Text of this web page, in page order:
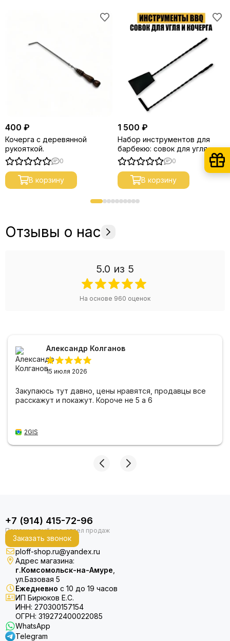
400 ₽
Кочерга с деревянной
рукояткой.
0
В корзину
1 500 ₽
Набор инструментов для
барбекю: совок для угля и
кочерга
0
В корзину
Отзывы о нас
5.0 из 5
На основе 960 оценок
Александр Колганов
15 июля 2026
Закупаюсь тут давно, цены нравятся, продавцы все
расскажут и покажут. Короче не 5 а 6
2GIS
+7 (914) 415-72-96
Заказать звонок
ploff-shop.ru@yandex.ru
Адрес магазина:
г.Комсомольск-на-Амуре
ул.Базовая 5
Ежедневно с 10 до 19 часов
ИП Бирюков Е.С.
ИНН: 270300157154
ОГРН: 319272400022085
WhatsApp
Telegram